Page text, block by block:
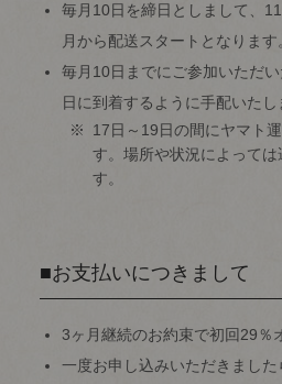
毎月10日を締日としまして、
月から配送スタートとなります
毎月10日までにご参加いただ
日に到着するように手配いたし
17日～19日の間にヤマト
す。場所や状況によって
す。
■お支払いにつきまして
3ヶ月継続のお約束で初回29％
一度お申し込みいただきまし